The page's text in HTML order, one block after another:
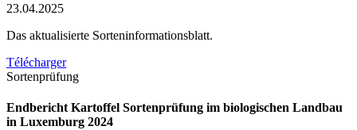
23.04.2025
Das aktualisierte Sorteninformationsblatt.
Télécharger
Sortenprüfung
Endbericht Kartoffel Sortenprüfung im biologischen Landbau
in Luxemburg 2024